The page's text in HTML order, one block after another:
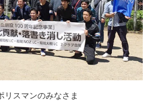
リスマンのみなさま